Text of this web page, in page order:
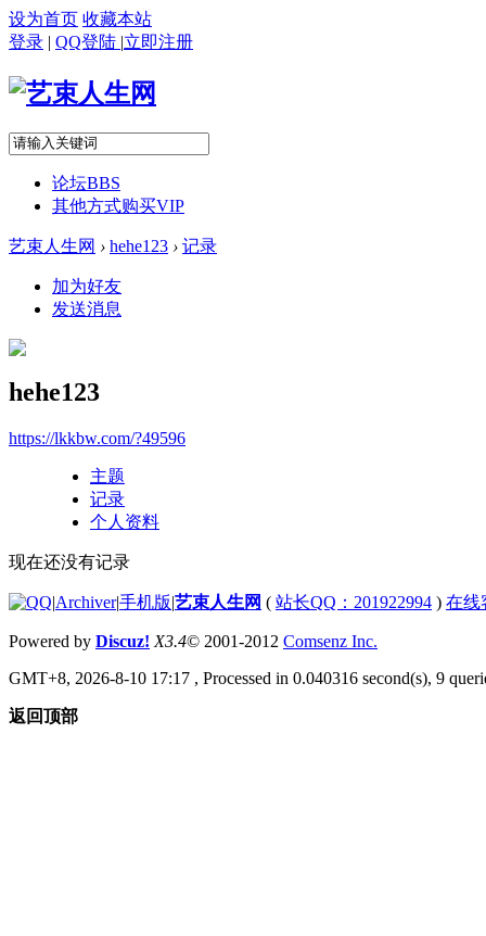
设为首页 收藏本站
登录 | QQ登陆 |立即注册
论坛BBS
其他方式购买VIP
艺束人生网 › hehe123 › 记录
加为好友
发送消息
hehe123
https://lkkbw.com/?49596
主题
记录
个人资料
现在还没有记录
|Archiver|手机版|艺束人生网 ( 站长QQ：201922994 ) 在线
Powered by Discuz! X3.4© 2001-2012 Comsenz Inc.
GMT+8, 2026-8-10 17:17 , Processed in 0.040316 second(s), 9
返回顶部